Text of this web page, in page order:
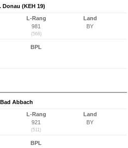
Donau (KEH 19)
L-Rang
981
(568)
Land
BY
BPL
Abbach
L-Rang
921
(511)
Land
BY
BPL